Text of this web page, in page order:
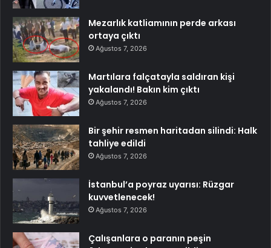
Mezarlık katliamının perde arkası
ortaya çıktı
Ağustos 7, 2026
Martılara falçatayla saldıran kişi
yakalandı! Bakın kim çıktı
Ağustos 7, 2026
Bir şehir resmen haritadan silindi: Halk
tahliye edildi
Ağustos 7, 2026
İstanbul’a poyraz uyarısı: Rüzgar
kuvvetlenecek!
Ağustos 7, 2026
Çalışanlara o paranın peşin